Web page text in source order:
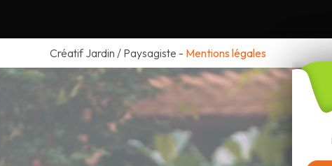
Créatif Jardin / Paysagiste - Mentions légales